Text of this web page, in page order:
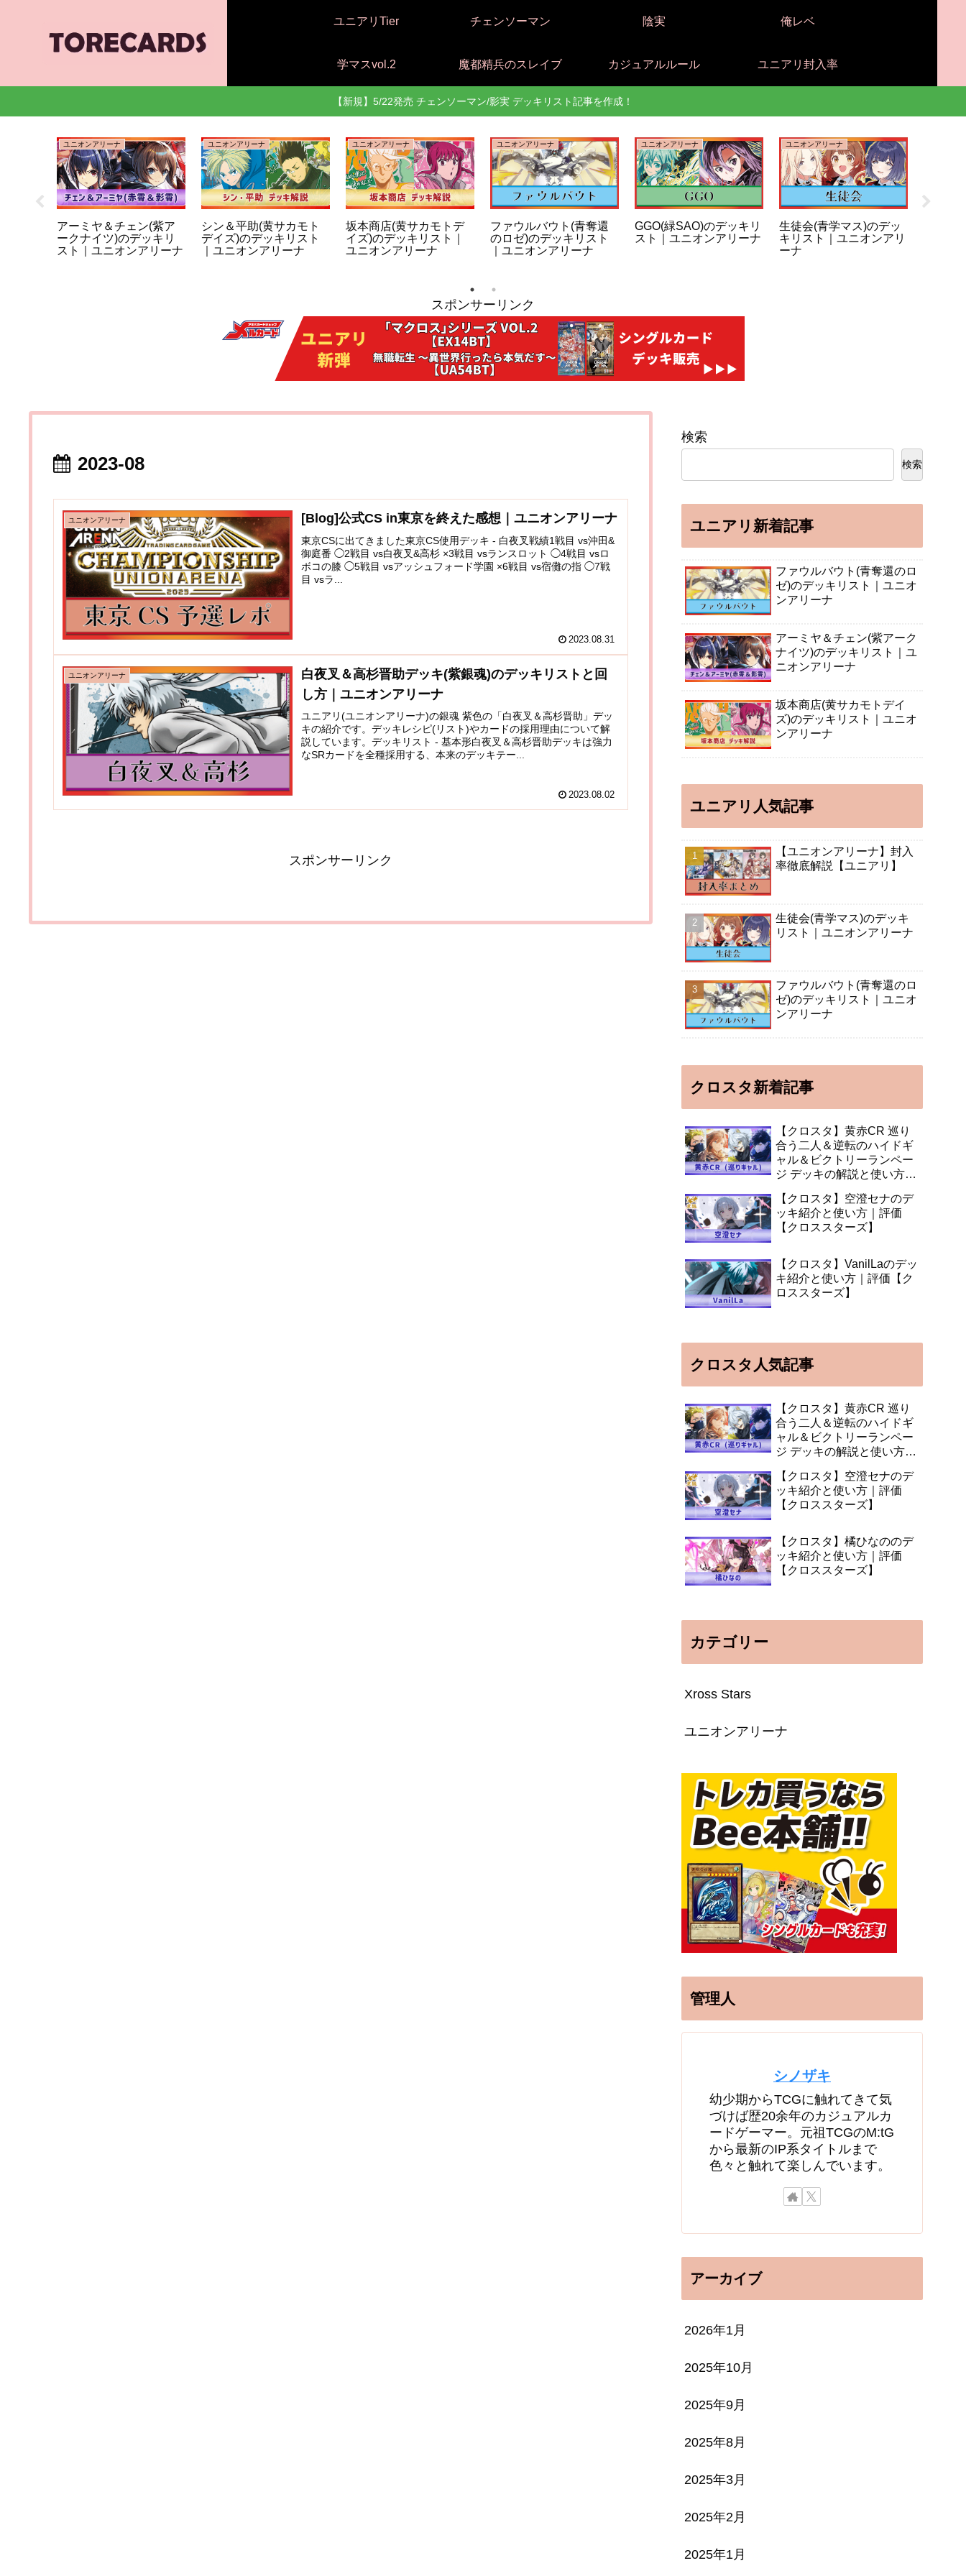
ユニアリTier チェンソーマン 陰実 俺レベ
学マスvol.2 魔都精兵のスレイブ カジュアルルール ユニアリ封入率
【新規】5/22発売 チェンソーマン/影実 デッキリスト記事を作成！
ユニオンアリーナ
アーミヤ＆チェン(紫ア
ークナイツ)のデッキリ
スト｜ユニオンアリーナ
ユニオンアリーナ
シン＆平助(黄サカモト
デイズ)のデッキリスト
｜ユニオンアリーナ
ユニオンアリーナ
坂本商店(黄サカモトデ
イズ)のデッキリスト｜
ユニオンアリーナ
ユニオンアリーナ
ファウルバウト(青奪還
のロゼ)のデッキリスト
｜ユニオンアリーナ
ユニオンアリーナ
GGO(緑SAO)のデッキリ
スト｜ユニオンアリーナ
ユニオンアリーナ
生徒会(青学マス)のデッ
キリスト｜ユニオンアリ
ーナ
スポンサーリンク
2023-08
ユニオンアリーナ [Blog]公式CS in東京を終えた感想｜ユニオンアリーナ
東京CSに出てきました東京CS使用デッキ - 白夜叉戦績1戦目 vs沖田&
御庭番 ◯2戦目 vs白夜叉&高杉 ×3戦目 vsランスロット ◯4戦目 vsロ
ボコの膝 ◯5戦目 vsアッシュフォード学園 ×6戦目 vs宿儺の指 ◯7戦
目 vsラ...
2023.08.31
ユニオンアリーナ
白夜叉＆高杉晋助デッキ(紫銀魂)のデッキリストと回
し方｜ユニオンアリーナ
ユニアリ(ユニオンアリーナ)の銀魂 紫色の「白夜叉＆高杉晋助」デッ
キの紹介です。デッキレシピ(リスト)やカードの採用理由について解
説しています。デッキリスト - 基本形白夜叉＆高杉晋助デッキは強力
なSRカードを全種採用する、本来のデッキテー...
2023.08.02
スポンサーリンク
検索
検索
ユニアリ新着記事
ファウルバウト(青奪還のロ
ゼ)のデッキリスト｜ユニオ
ンアリーナ
アーミヤ＆チェン(紫アーク
ナイツ)のデッキリスト｜ユ
ニオンアリーナ
坂本商店(黄サカモトデイ
ズ)のデッキリスト｜ユニオ
ンアリーナ
ユニアリ人気記事
【ユニオンアリーナ】封入
率徹底解説【ユニアリ】
生徒会(青学マス)のデッキ
リスト｜ユニオンアリーナ
ファウルバウト(青奪還のロ
ゼ)のデッキリスト｜ユニオ
ンアリーナ
クロスタ新着記事
【クロスタ】黄赤CR 巡り
合う二人＆逆転のハイドギ
ャル＆ビクトリーランペー
ジ デッキの解説と使い方
【クロスタ】空澄セナのデ
ッキ紹介と使い方｜評価
【クロススターズ】
【クロスタ】VanilLaのデッ
キ紹介と使い方｜評価【ク
ロススターズ】
クロスタ人気記事
【クロスタ】黄赤CR 巡り
合う二人＆逆転のハイドギ
ャル＆ビクトリーランペー
ジ デッキの解説と使い方
【クロスタ】空澄セナのデ
ッキ紹介と使い方｜評価
【クロススターズ】
【クロスタ】橘ひなののデ
ッキ紹介と使い方｜評価
【クロススターズ】
カテゴリー
Xross Stars
ユニオンアリーナ
管理人
シノザキ
幼少期からTCGに触れてきて気
づけば歴20余年のカジュアルカ
ードゲーマー。元祖TCGのM:tG
から最新のIP系タイトルまで
色々と触れて楽しんでいます。
アーカイブ
2026年1月
2025年10月
2025年9月
2025年8月
2025年3月
2025年2月
2025年1月